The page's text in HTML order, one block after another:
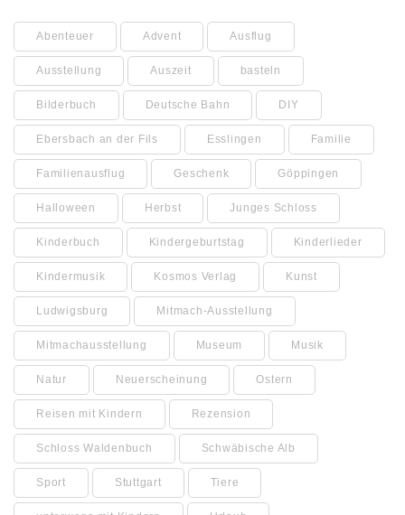
Abenteuer Advent Ausflug
Ausstellung Auszeit basteln
Bilderbuch Deutsche Bahn DIY
Ebersbach an der Fils Esslingen Familie
Familienausflug Geschenk Göppingen
Halloween Herbst Junges Schloss
Kinderbuch Kindergeburtstag Kinderlieder
Kindermusik Kosmos Verlag Kunst
Ludwigsburg Mitmach-Ausstellung
Mitmachausstellung Museum Musik
Natur Neuerscheinung Ostern
Reisen mit Kindern Rezension
Schloss Waldenbuch Schwäbische Alb
Sport Stuttgart Tiere